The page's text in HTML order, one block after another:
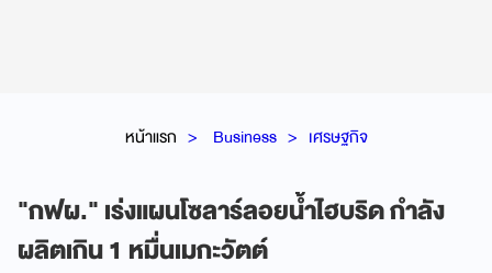
หน้าแรก Business เศรษฐกิจ
"กฟผ." เร่งแผนโซลาร์ลอยน้ำไฮบริด กำลัง
ผลิตเกิน 1 หมื่นเมกะวัตต์